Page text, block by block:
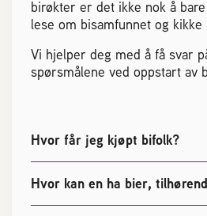
birøkter er det ikke nok å
lese om bisamfunnet og
Vi hjelper deg med å få svar
spørsmålene ved oppstart av
Hvor får jeg kjøpt bifolk?
Hvor kan en ha bier,